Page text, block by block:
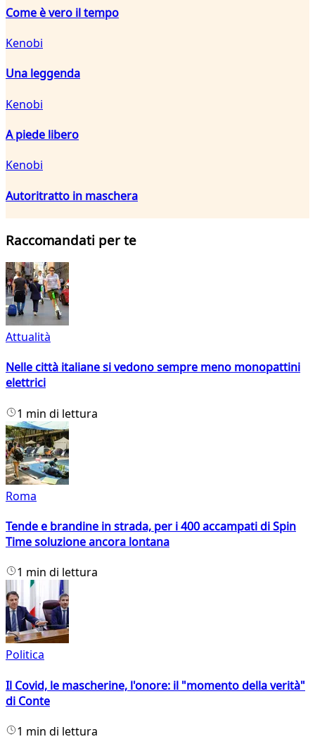
Come è vero il tempo
Kenobi
Una leggenda
Kenobi
A piede libero
Kenobi
Autoritratto in maschera
Raccomandati per te
Attualità
Nelle città italiane si vedono sempre meno monopattini
elettrici
1 min di lettura
Roma
Tende e brandine in strada, per i 400 accampati di Spin
Time soluzione ancora lontana
1 min di lettura
Politica
Il Covid, le mascherine, l'onore: il "momento della verità"
di Conte
1 min di lettura